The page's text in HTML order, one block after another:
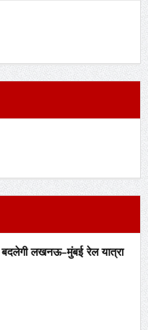
लखनऊ–मुंबई रेल यात्रा